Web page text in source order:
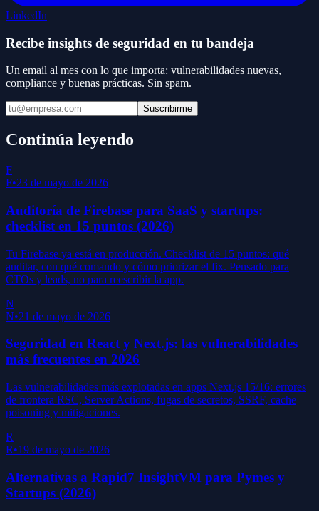
LinkedIn
Recibe insights de seguridad en tu bandeja
Un email al mes con lo que importa: vulnerabilidades nuevas,
compliance y buenas prácticas. Sin spam.
Suscribirme
Continúa leyendo
F
F•23 de mayo de 2026
Auditoría de Firebase para SaaS y startups:
checklist en 15 puntos (2026)
Tu Firebase ya está en producción. Checklist de 15 puntos: qué
auditar, con qué comando y cómo priorizar el fix. Pensado para
CTOs y leads, no para reescribir la app.
N
N•21 de mayo de 2026
Seguridad en React y Next.js: las vulnerabilidades
más frecuentes en 2026
Las vulnerabilidades más explotadas en apps Next.js 15/16: errores
de frontera RSC, Server Actions, fugas de secretos, SSRF, cache
poisoning y mitigaciones.
R
R•19 de mayo de 2026
Alternativas a Rapid7 InsightVM para Pymes y
Startups (2026)